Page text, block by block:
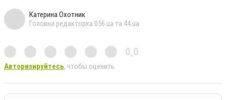
Катерина Охотник
Головна редакторка 056.ua та 44.ua
0,0
Авторизируйтесь, чтобы оценить